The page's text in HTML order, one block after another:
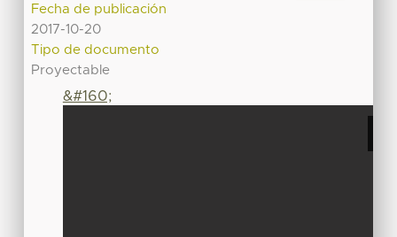
Fecha de publicación
2017-10-20
Tipo de documento
Proyectable
&#160;